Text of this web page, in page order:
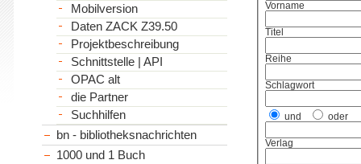
Vorname
Titel
Reihe
Schlagwort
und oder
Verlag
Mobilversion
Daten ZACK Z39.50
Projektbeschreibung
Schnittstelle | API
OPAC alt
die Partner
Suchhilfen
bn - bibliotheksnachrichten
1000 und 1 Buch